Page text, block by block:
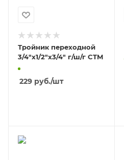
Тройник переходной
3/4"x1/2"x3/4" г/ш/г CTM
229 руб./шт